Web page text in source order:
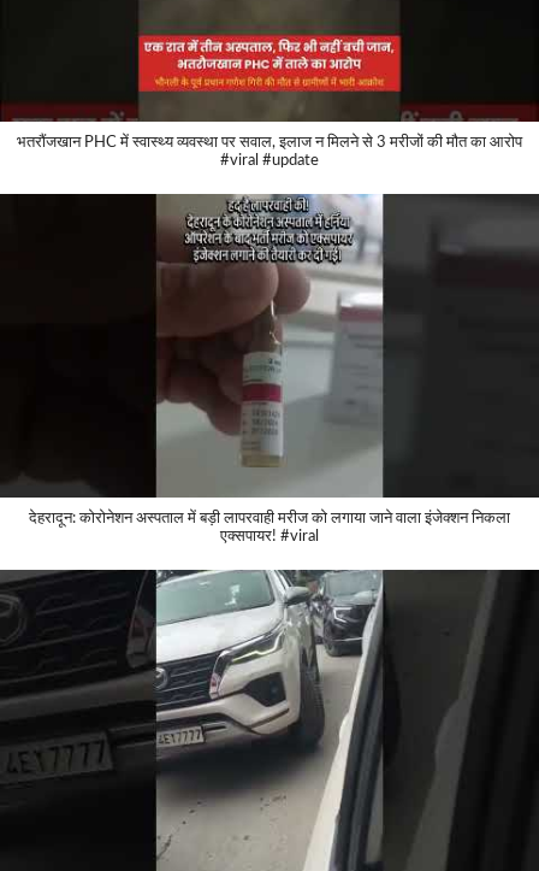
भतरौंजखान PHC में स्वास्थ्य व्यवस्था पर सवाल, इलाज न मिलने से 3 मरीजों की मौत का आरोप
#viral #update
देहरादून: कोरोनेशन अस्पताल में बड़ी लापरवाही मरीज को लगाया जाने वाला इंजेक्शन निकला
एक्सपायर! #viral